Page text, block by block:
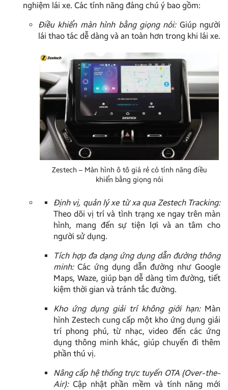
nghiệm lái xe. Các tính năng đáng chú ý bao gồm:
Điều khiển màn hình bằng giọng nói:Giúp người
lái thao tác dễ dàng và an toàn hơn trong khi lái xe.
Zestech – Màn hình ô tô giá rẻ có tính năng điều
khiển bằng giọng nói
Định vị, quản lý xe từ xa qua Zestech Tracking:
Theo dõi vị trí và tình trạng xe ngay trên màn
hình, mang đến sự tiện lợi và an tâm cho
người sử dụng.
Tích hợp đa dạng ứng dụng dẫn đường thông
minh:Các ứng dụng dẫn đường như Google
Maps, Waze, giúp bạn dễ dàng tìm đường, tiết
kiệm thời gian và tránh tắc đường.
Kho ứng dụng giải trí không giới hạn:Màn
hình Zestech cung cấp một kho ứng dụng giải
trí phong phú, từ nhạc, video đến các ứng
dụng thông minh khác, giúp chuyến đi thêm
phần thú vị.
Nâng cấp hệ thống trực tuyến OTA (Over-the-
Air):Cập nhật phần mềm và tính năng mới